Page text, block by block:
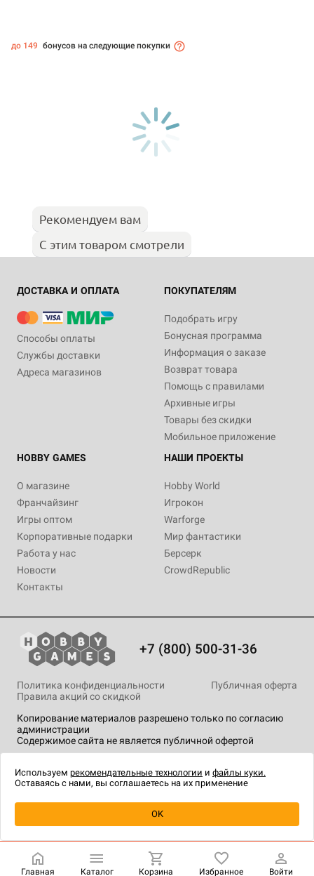
Уведомить о наличии
до 149 бонусов на следующие покупки
Рекомендуем вам
С этим товаром смотрели
ДОСТАВКА И ОПЛАТА
Способы оплаты
Службы доставки
Адреса магазинов
ПОКУПАТЕЛЯМ
Подобрать игру
Бонусная программа
Информация о заказе
Возврат товара
Помощь с правилами
Архивные игры
Товары без скидки
Мобильное приложение
HOBBY GAMES
О магазине
Франчайзинг
Игры оптом
Корпоративные подарки
Работа у нас
Новости
Контакты
НАШИ ПРОЕКТЫ
Hobby World
Игрокон
Warforge
Мир фантастики
Берсерк
CrowdRepublic
+7 (800) 500-31-36
Копирование материалов разрешено только по согласию
администрации
Содержимое сайта не является публичной офертой
Политика конфиденциальности
Публичная оферта
Правила акций со скидкой
технологии.
Главная Каталог Корзина Избранное Войти
Используем рекомендательные технологии и файлы куки.
Оставаясь с нами, вы соглашаетесь на их применение
OK